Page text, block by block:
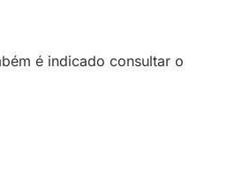
é indicado consultar o